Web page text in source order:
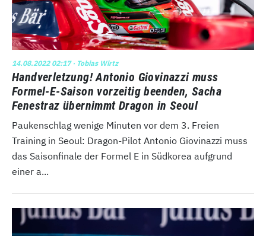
14.08.2022 02:17· Tobias Wirtz
Handverletzung! Antonio Giovinazzi muss
Formel-E-Saison vorzeitig beenden, Sacha
Fenestraz übernimmt Dragon in Seoul
Paukenschlag wenige Minuten vor dem 3. Freien
Training in Seoul: Dragon-Pilot Antonio Giovinazzi muss
das Saisonfinale der Formel E in Südkorea aufgrund
einer a...